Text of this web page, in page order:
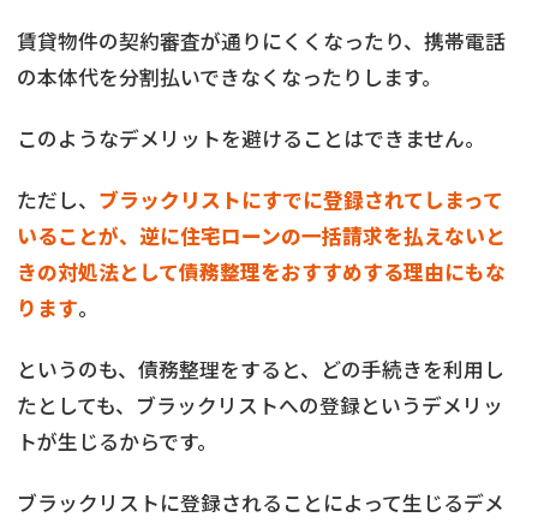
賃貸物件の契約審査が通りにくくなったり、携帯電話
の本体代を分割払いできなくなったりします。
このようなデメリットを避けることはできません。
ただし、 ブラックリストにすでに登録されてしまって
いることが、逆に住宅ローンの一括請求を払えないと
きの対処法として債務整理をおすすめする理由にもな
ります。
というのも、債務整理をすると、どの手続きを利用し
たとしても、ブラックリストへの登録というデメリッ
トが生じるからです。
ブラックリストに登録されることによって生じるデメ